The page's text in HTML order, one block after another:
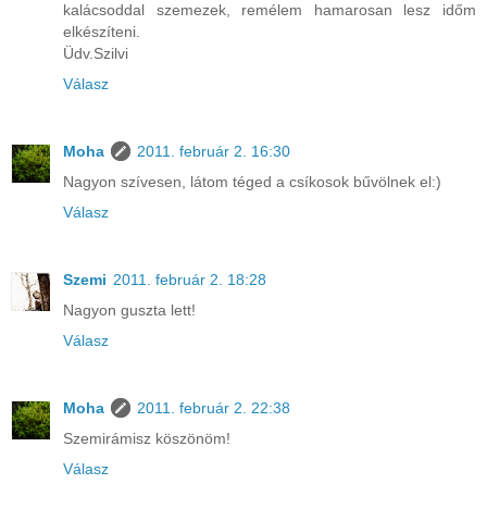
kalácsoddal szemezek, remélem hamarosan lesz időm
elkészíteni.
Üdv.Szilvi
Válasz
Moha
2011. február 2. 16:30
Nagyon szívesen, látom téged a csíkosok bűvölnek el:)
Válasz
Szemi 2011. február 2. 18:28
Nagyon guszta lett!
Válasz
Moha
2011. február 2. 22:38
Szemirámisz köszönöm!
Válasz